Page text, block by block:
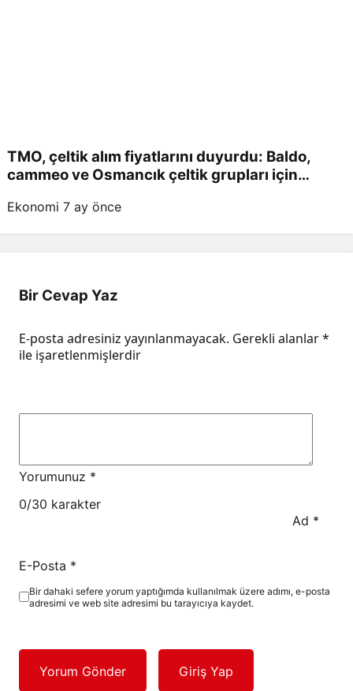
TMO, çeltik alım fiyatlarını duyurdu: Baldo,
cammeo ve Osmancık çeltik grupları için
Ekonomi 7 ay önce
Bir Cevap Yaz
E-posta adresiniz yayınlanmayacak. Gerekli alanlar*
ile işaretlenmişlerdir
Yorumunuz *
0/30 karakter
Ad *
E-Posta *
Bir dahaki sefere yorum yaptığımda kullanılmak üzere adımı, e-posta
adresimi ve web site adresimi bu tarayıcıya kaydet.
Yorum Gönder Giriş Yap